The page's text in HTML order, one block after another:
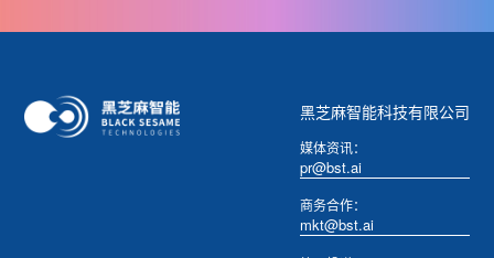
黑芝麻智能科技有限公司
媒体资讯：
pr@bst.ai
商务合作：
mkt@bst.ai